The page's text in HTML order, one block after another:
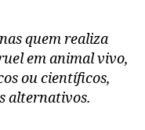
quem realiza
em animal vivo,
ou científicos,
alternativos.